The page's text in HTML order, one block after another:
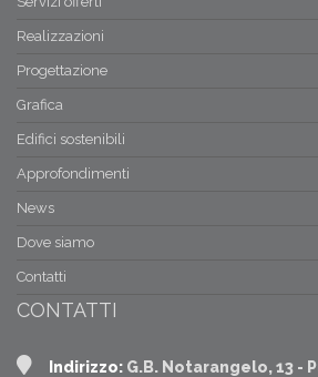
Realizzazioni
Progettazione
Grafica
Edifici sostenibili
Approfondimenti
News
Dove siamo
Contatti
CONTATTI
Indirizzo: G.B. Notarangelo, 13 -